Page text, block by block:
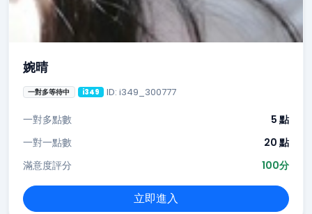
婉晴
一對多等待中 i349 ID: i349_300777
一對多點數
5 點
一對一點數
20 點
滿意度評分
100分
立即進入